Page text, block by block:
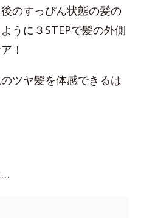
のすっぴん状態の髪の
うに３STEPで髪の外側
！
ツヤ髪を体感できるは
…